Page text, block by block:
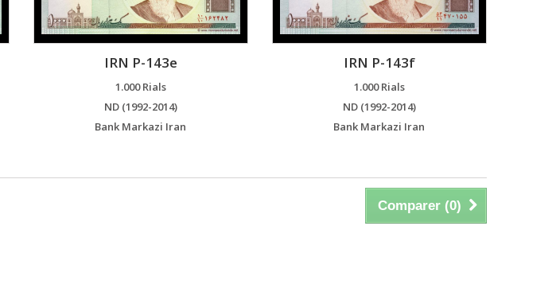
IRN P-143e
1.000 Rials
ND (1992-2014)
Bank Markazi Iran
IRN P-143f
1.000 Rials
ND (1992-2014)
Bank Markazi Iran
Comparer (0)